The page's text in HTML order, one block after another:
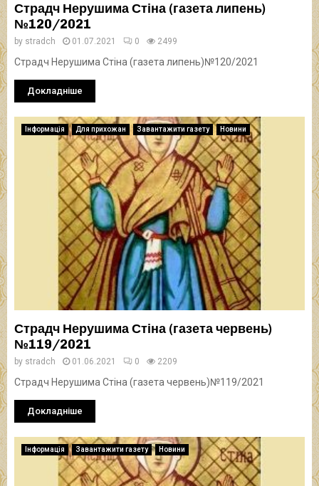
Страдч Нерушима Стіна (газета липень)
№120/2021
by stradch 01.07.2021 0 2499
Страдч Нерушима Стіна (газета липень)№120/2021
Докладніше
Інформація Для прихожан Завантажити газету Новини
Страдч Нерушима Стіна (газета червень)
№119/2021
by stradch 01.06.2021 0 2209
Страдч Нерушима Стіна (газета червень)№119/2021
Докладніше
Інформація Завантажити газету Новини